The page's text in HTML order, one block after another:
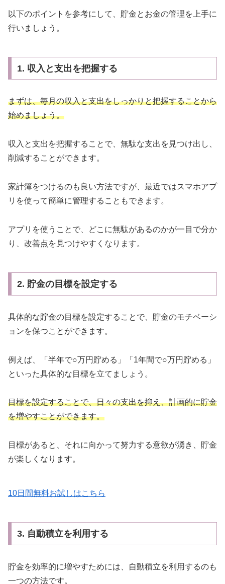
以下のポイントを参考にして、貯金とお金の管理を上手に
行いましょう。
1. 収入と支出を把握する
まずは、毎月の収入と支出をしっかりと把握することから
始めましょう。
収入と支出を把握することで、無駄な支出を見つけ出し、
削減することができます。
家計簿をつけるのも良い方法ですが、最近ではスマホアプ
リを使って簡単に管理することもできます。
アプリを使うことで、どこに無駄があるのかが一目で分か
り、改善点を見つけやすくなります。
2. 貯金の目標を設定する
具体的な貯金の目標を設定することで、貯金のモチベーシ
ョンを保つことができます。
例えば、「半年で○万円貯める」「1年間で○万円貯める」
といった具体的な目標を立てましょう。
目標を設定することで、日々の支出を抑え、計画的に貯金
を増やすことができます。
目標があると、それに向かって努力する意欲が湧き、貯金
が楽しくなります。
10日間無料お試しはこちら
3. 自動積立を利用する
貯金を効率的に増やすためには、自動積立を利用するのも
一つの方法です。